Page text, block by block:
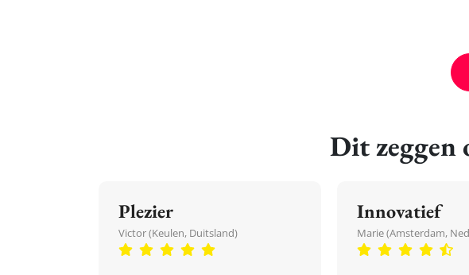
Dit zeggen
Plezier
Victor (Keulen, Duitsland)
Innovatief
Marie (Amsterdam,